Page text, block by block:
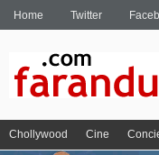
Home Twitter
Chollywood Cine